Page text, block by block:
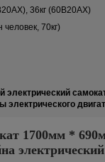
36кг (60В20АХ)
человек, 70кг)
электрический
электрического
1700мм *
электрический